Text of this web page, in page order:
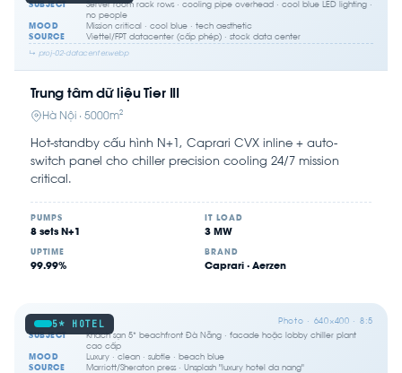
SUBJECT
Server room rack rows · cooling pipe overhead · cool blue LED lighting ·
no people
MOOD
Mission critical · cool blue · tech aesthetic
SOURCE
Viettel/FPT datacenter (cấp phép) · stock data center
↳ proj-02-datacenter.webp
Trung tâm dữ liệu Tier III
Hà Nội · 5000m²
Hot-standby cấu hình N+1, Caprari CVX inline + auto-
switch panel cho chiller precision cooling 24/7 mission
critical.
PUMPS
8 sets N+1
IT LOAD
3 MW
UPTIME
99.99%
BRAND
Caprari · Aerzen
5* HOTEL Photo · 640×400 · 8:5
SUBJECT
Khách sạn 5* beachfront Đà Nẵng · facade hoặc lobby chiller plant
cao cấp
MOOD
Luxury · clean · subtle · beach blue
SOURCE
Marriott/Sheraton press · Unsplash "luxury hotel da nang"